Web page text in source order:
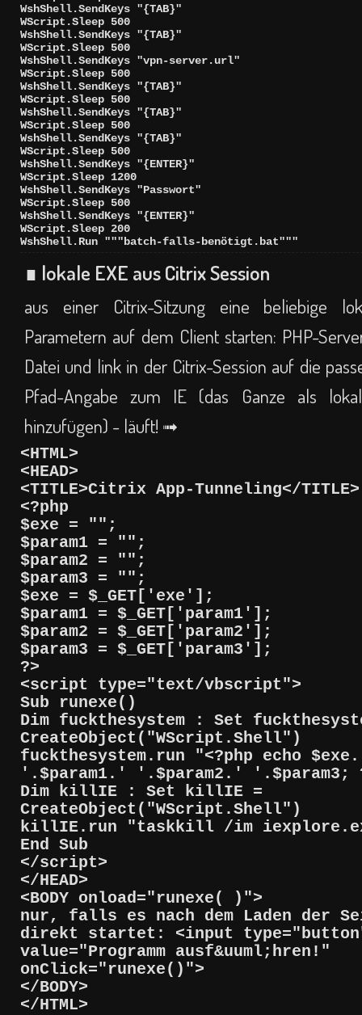
WshShell.SendKeys "{TAB}"
WScript.Sleep 500
WshShell.SendKeys "{TAB}"
WScript.Sleep 500
WshShell.SendKeys "vpn-server.url"
WScript.Sleep 500
WshShell.SendKeys "{TAB}"
WScript.Sleep 500
WshShell.SendKeys "{TAB}"
WScript.Sleep 500
WshShell.SendKeys "{TAB}"
WScript.Sleep 500
WshShell.SendKeys "{ENTER}"
WScript.Sleep 1200
WshShell.SendKeys "Passwort"
WScript.Sleep 500
WshShell.SendKeys "{ENTER}"
WScript.Sleep 200
WshShell.Run """batch-falls-benötigt.bat"""
∎ lokale EXE aus Citrix Session
aus einer Citrix-Sitzung eine beliebige
Parametern auf dem Client starten: PHP-
Datei und link in der Citrix-Session auf die
Pfad-Angabe zum IE (das Ganze als
hinzufügen) - läuft! ➟
<HTML>
<HEAD>
<TITLE>Citrix App-Tunneling</TITLE>
<?php
$exe = "";
$param1 = "";
$param2 = "";
$param3 = "";
$exe = $_GET['exe'];
$param1 = $_GET['param1'];
$param2 = $_GET['param2'];
$param3 = $_GET['param3'];
?>
<script type="text/vbscript">
Sub runexe()
Dim fuckthesystem : Set
CreateObject("WScript.Shell")
fuckthesystem.run "<?php echo
'.$param1.' '.$param2.' '.$param3;
Dim killIE : Set killIE =
CreateObject("WScript.Shell")
killIE.run "taskkill /im
End Sub
</script>
</HEAD>
<BODY onload="runexe( )">
nur, falls es nach dem Laden der
direkt startet: <input
value="Programm ausf&uuml;hren!"
onClick="runexe()">
</BODY>
</HTML>